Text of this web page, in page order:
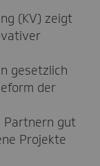
(KV) zeigt
gesetzlich
der
Partnern gut
Projekte